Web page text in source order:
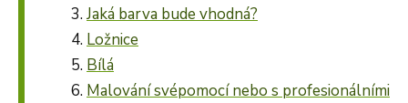
Jaká barva bude vhodná?
Ložnice
Bílá
Malování svépomocí nebo s profesionálními